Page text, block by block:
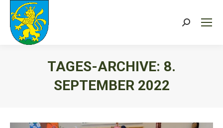
Search:
TAGES-ARCHIVE: 8.
SEPTEMBER 2022